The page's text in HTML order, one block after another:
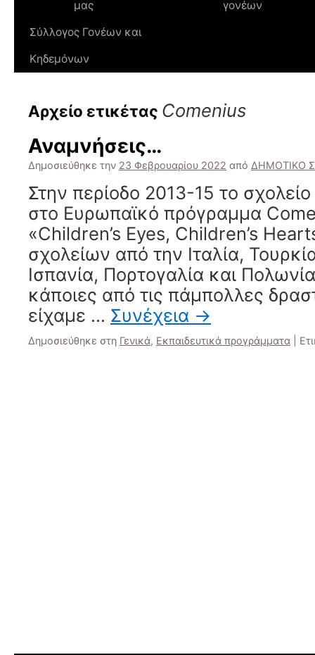
μας
γονέων
Σύλλογος Γονέων και
Κηδεμόνων
Αρχείο ετικέτας Comenius
Αναμνήσεις…
Δημοσιεύθηκε την 23 Φεβρουαρίου 2022 από ΔΗΜΟΤΙΚΟ
Στην περίοδο 2013-15 το
στο Ευρωπαϊκό πρόγραμμα
«Children’s Eyes, Children’s
σχολείων από την Ιταλία,
Ισπανία, Πορτογαλία και
κάποιες από τις πάμπολλες
είχαμε … Συνέχεια →
Δημοσιεύθηκε στη Γενικά, Εκπαιδευτικά προγράμματα